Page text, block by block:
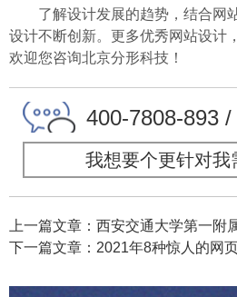
了解设计发展的趋势，结合网
设计不断创新。更多优秀网站设计
欢迎您咨询北京分形科技！
400-7808-893
我想要个更针对我
上一篇文章：西安交通大学第一附
下一篇文章：2021年8种惊人的网